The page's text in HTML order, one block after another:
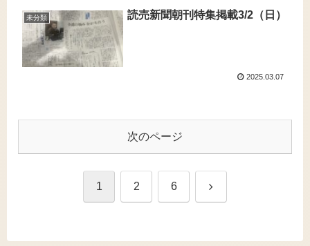
未分類 読売新聞朝刊特集掲載3/2（日）
2025.03.07
次のページ
1 2 6 次